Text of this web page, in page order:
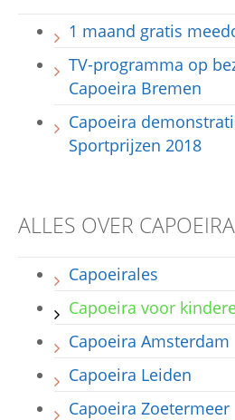
1 maand gratis
TV-programma op
Capoeira Bremen
Capoeira
Sportprijzen 2018
ALLES OVER
Capoeirales
Capoeira voor
Capoeira Amsterdam
Capoeira Leiden
Capoeira Zoetermeer